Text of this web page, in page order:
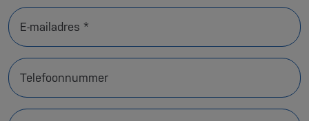
E-mailadres *
Telefoonnummer